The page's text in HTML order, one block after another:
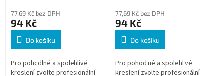
77,69 Kč bez DPH
94 Kč
Do košíku
Pro pohodlné a spolehlivé
kreslení zvolte profesionální
77,69 Kč bez DPH
94 Kč
Do košíku
Pro pohodlné a spolehlivé
kreslení zvolte profesionální